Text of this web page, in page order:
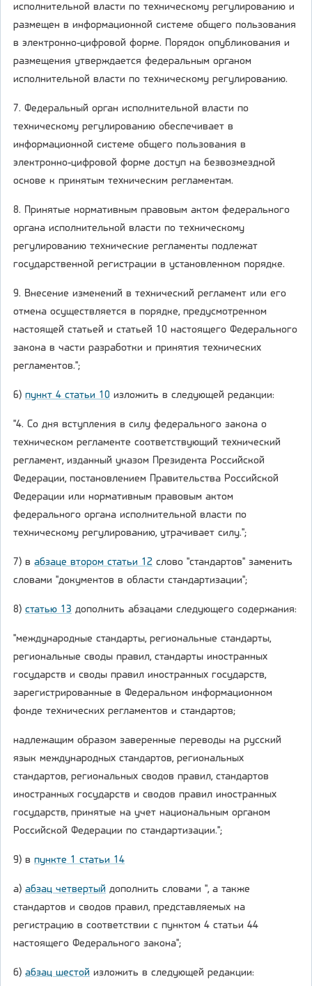
исполнительной власти по техническому регулированию и
размещен в информационной системе общего пользования
в электронно-цифровой форме. Порядок опубликования и
размещения утверждается федеральным органом
исполнительной власти по техническому регулированию.
7. Федеральный орган исполнительной власти по
техническому регулированию обеспечивает в
информационной системе общего пользования в
электронно-цифровой форме доступ на безвозмездной
основе к принятым техническим регламентам.
8. Принятые нормативным правовым актом федерального
органа исполнительной власти по техническому
регулированию технические регламенты подлежат
государственной регистрации в установленном порядке.
9. Внесение изменений в технический регламент или его
отмена осуществляется в порядке, предусмотренном
настоящей статьей и статьей 10 настоящего Федерального
закона в части разработки и принятия технических
регламентов.";
6) пункт 4 статьи 10 изложить в следующей редакции:
"4. Со дня вступления в силу федерального закона о
техническом регламенте соответствующий технический
регламент, изданный указом Президента Российской
Федерации, постановлением Правительства Российской
Федерации или нормативным правовым актом
федерального органа исполнительной власти по
техническому регулированию, утрачивает силу.";
7) в абзаце втором статьи 12 слово "стандартов" заменить
словами "документов в области стандартизации";
8) статью 13 дополнить абзацами следующего содержания:
"международные стандарты, региональные стандарты,
региональные своды правил, стандарты иностранных
государств и своды правил иностранных государств,
зарегистрированные в Федеральном информационном
фонде технических регламентов и стандартов;
надлежащим образом заверенные переводы на русский
язык международных стандартов, региональных
стандартов, региональных сводов правил, стандартов
иностранных государств и сводов правил иностранных
государств, принятые на учет национальным органом
Российской Федерации по стандартизации.";
9) в пункте 1 статьи 14
а) абзац четвертый дополнить словами ", а также
стандартов и сводов правил, представляемых на
регистрацию в соответствии с пунктом 4 статьи 44
настоящего Федерального закона";
б) абзац шестой изложить в следующей редакции: